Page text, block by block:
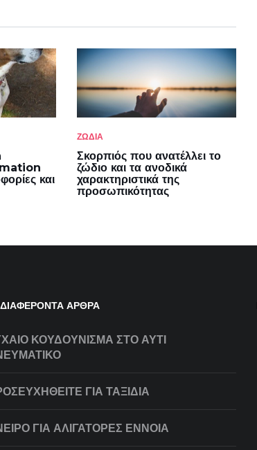
και
ΖΩΔΙΑ
Σκορπιός που ανατέλλει το
ζώδιο και τα ανοδικά
χαρακτηριστικά της
προσωπικότητας
ΆΡΘΡΑ
ΚΟΥΔΟΎΝΙΣΜΑ ΣΤΟ ΑΥΤΊ
ΓΙΑ ΤΑΞΊΔΙΑ
ΓΙΑ ΑΛΙΓΆΤΟΡΕΣ ΈΝΝΟΙΑ